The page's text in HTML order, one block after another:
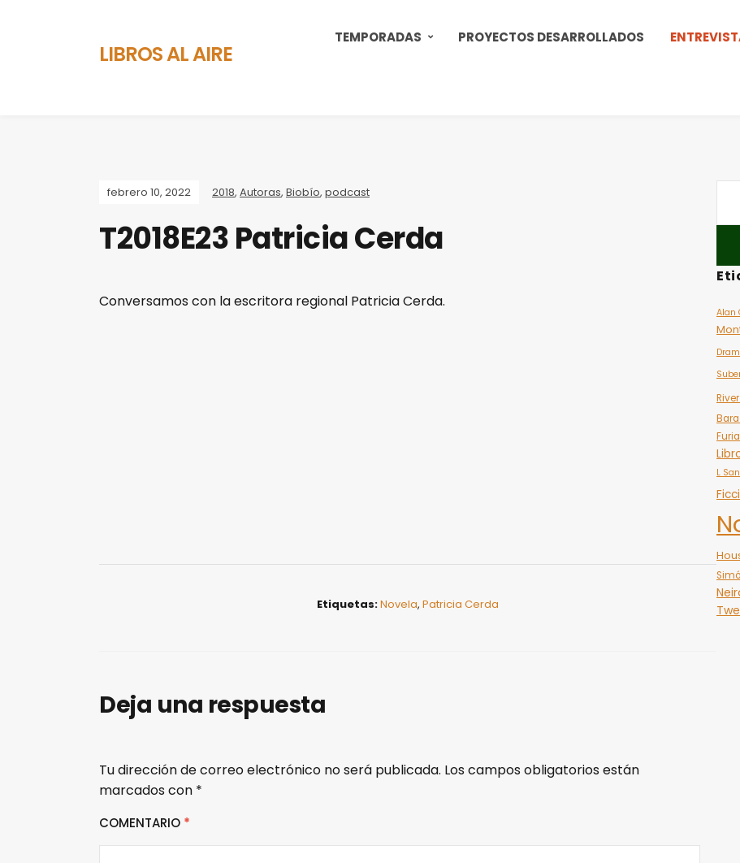
LIBROS AL AIRE
TEMPORADAS PROYECTOS DESARROLLADOS
febrero 10, 2022 2018, Autoras, Biobío, podcast
T2018E23 Patricia Cerda
Conversamos con la escritora regional Patricia Cerda.
Etiquetas:Novela, Patricia Cerda
Deja una respuesta
Tu dirección de correo electrónico no será publicada. Los campos obligatorios están
marcados con *
COMENTARIO *
Alan
L